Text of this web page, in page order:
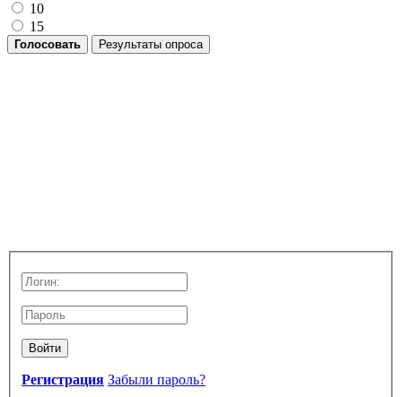
10
15
Голосовать Результаты опроса
Войти
Регистрация Забыли пароль?